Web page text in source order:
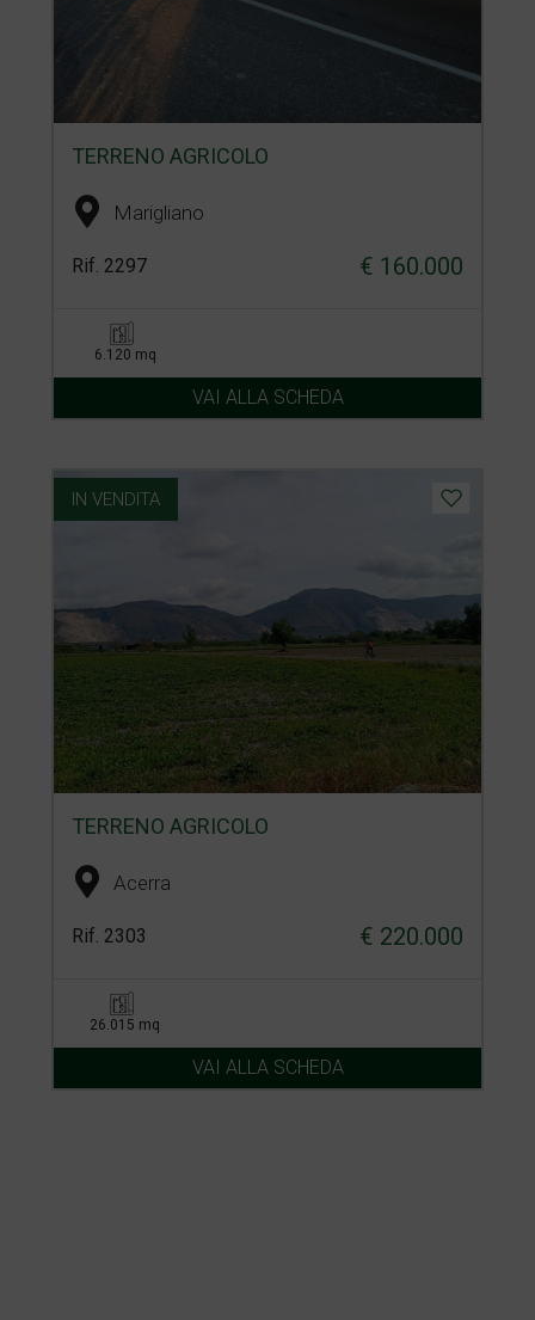
TERRENO AGRICOLO
Marigliano
Rif. 2297 € 160.000
6.120 mq
VAI ALLA SCHEDA
IN VENDITA
TERRENO AGRICOLO
Acerra
Rif. 2303 € 220.000
26.015 mq
VAI ALLA SCHEDA